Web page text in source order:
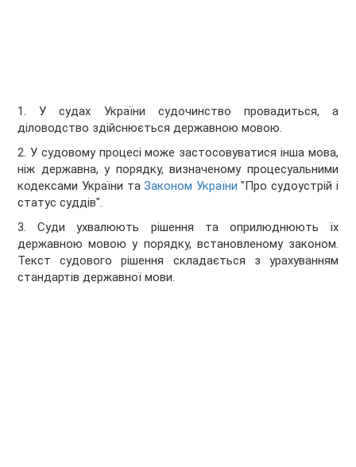
1. У судах України судочинство провадиться, а
діловодство здійснюється державною мовою.
2. У судовому процесі може застосовуватися інша мова,
ніж державна, у порядку, визначеному процесуальними
кодексами України таЗаконом України "Про судоустрій і
статус суддів".
3. Суди ухвалюють рішення та оприлюднюють їх
державною мовою у порядку, встановленому законом.
Текст судового рішення складається з урахуванням
стандартів державної мови.